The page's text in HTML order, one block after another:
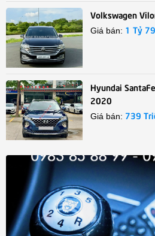
Volkswagen
Giá bán: 1 Tỷ
Hyundai
2020
Giá bán: 739